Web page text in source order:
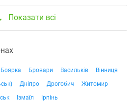
Показати всі
Боярка Бровари Васильків
Вінниця
Дніпро Дрогобич
Житомир
Ізмаїл
Ірпінь